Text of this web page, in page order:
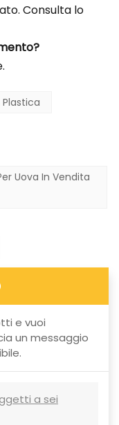
Consulta lo
Uova In Vendita
e vuoi
un messaggio
a sei